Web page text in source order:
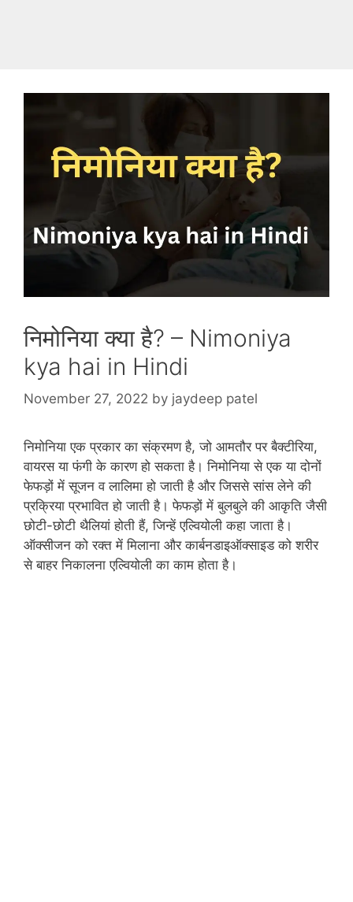
निमोनिया क्‍या है? – Nimoniya
kya hai in Hindi
November 27, 2022 by jaydeep patel
निमोनिया एक प्रकार का संक्रमण है, जो आमतौर पर बैक्टीरिया,
वायरस या फंगी के कारण हो सकता है। निमोनिया से एक या दोनों
फेफड़ों में सूजन व लालिमा हो जाती है और जिससे सांस लेने की
प्रक्रिया प्रभावित हो जाती है। फेफड़ों में बुलबुले की आकृति जैसी
छोटी-छोटी थैलियां होती हैं, जिन्हें एल्वियोली कहा जाता है।
ऑक्सीजन को रक्त में मिलाना और कार्बनडाइऑक्साइड को शरीर
से बाहर निकालना एल्वियोली का काम होता है।